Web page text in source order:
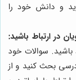
و دانش خود را
در ارتباط باشید:
باشید. سوالات خود
بحث کنید و از